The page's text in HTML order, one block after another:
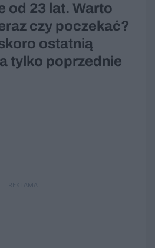
od 23 lat. Warto
czy poczekać?
ostatnią
tylko poprzednie
REKLAMA